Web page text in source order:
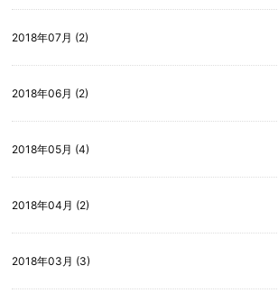
2018年07月 (2)
2018年06月 (2)
2018年05月 (4)
2018年04月 (2)
2018年03月 (3)